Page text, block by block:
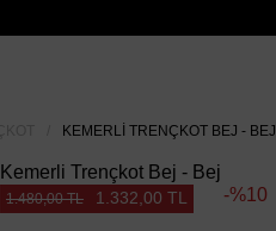
KEMERLI TRENÇKOT BEJ - BEJ
Kemerli Trençkot Bej - Bej
1.480,00 TL 1.332,00 TL 10